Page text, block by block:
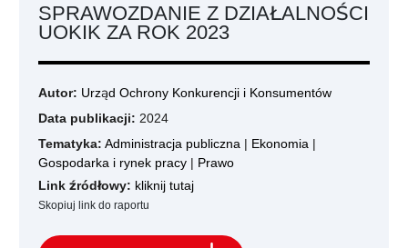
SPRAWOZDANIE Z DZIAŁALNOŚCI
UOKIK ZA ROK 2023
Autor: Urząd Ochrony Konkurencji i Konsumentów
Data publikacji: 2024
Tematyka: Administracja publiczna | Ekonomia |
Gospodarka i rynek pracy | Prawo
Link źródłowy: kliknij tutaj
Skopiuj link do raportu